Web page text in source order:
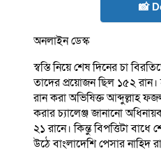
📸
অনলাইন ডেস্ক
স্বস্তি নিয়ে শেষ দিনের চা
তাদের প্রয়োজন ছিল ১৫২
রান করা অভিষিক্ত আব্দুল্লাহ
করার চ্যালেঞ্জ জানানো
২১ রানে। কিন্তু বিপত্তিটা
উঠে বাংলাদেশি পেসার নাহিদ